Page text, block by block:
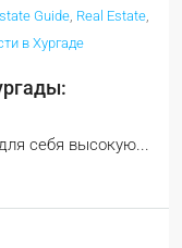
Guide, Real Estate,
в Хургаде
себя высокую...